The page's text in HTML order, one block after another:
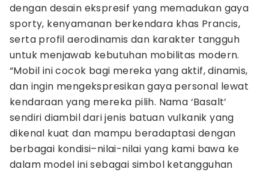
dengan desain ekspresif yang memadukan gaya
sporty, kenyamanan berkendara khas Prancis,
serta profil aerodinamis dan karakter tangguh
untuk menjawab kebutuhan mobilitas modern.
“Mobil ini cocok bagi mereka yang aktif, dinamis,
dan ingin mengekspresikan gaya personal lewat
kendaraan yang mereka pilih. Nama ‘Basalt’
sendiri diambil dari jenis batuan vulkanik yang
dikenal kuat dan mampu beradaptasi dengan
berbagai kondisi–nilai-nilai yang kami bawa ke
dalam model ini sebagai simbol ketangguhan